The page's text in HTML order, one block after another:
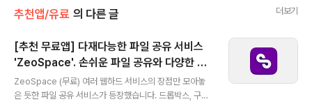
추천앱/유료 의 다른 글 더보기
[추천 무료앱] 다재다능한 파일 공유 서비스
'ZeoSpace'. 손쉬운 파일 공유와 다양한 인
터페이스가 매력 포인트!
ZeoSpace (무료) 여러 웹하드 서비스의 장점만 모아놓
은 듯한 파일 공유 서비스가 등장했습니다. 드롭박스, 구글